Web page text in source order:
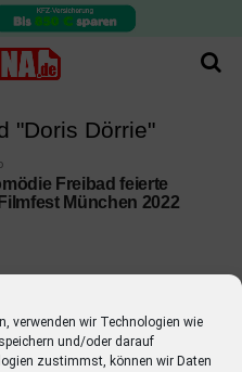
verwenden wir Technologien wie
und/oder darauf
zustimmst, können wir Daten
"Doris Dörrie"
Freibad feierte
München 2022